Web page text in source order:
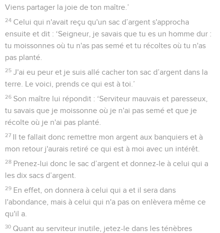
Viens partager la joie de ton maître.’
24 Celui qui n'avait reçu qu'un sac d’argent s'approcha
ensuite et dit : ‘Seigneur, je savais que tu es un homme dur :
tu moissonnes où tu n'as pas semé et tu récoltes où tu n'as
pas planté.
25 J'ai eu peur et je suis allé cacher ton sac d’argent dans la
terre. Le voici, prends ce qui est à toi.’
26 Son maître lui répondit : ‘Serviteur mauvais et paresseux,
tu savais que je moissonne où je n'ai pas semé et que je
récolte où je n'ai pas planté.
27 Il te fallait donc remettre mon argent aux banquiers et à
mon retour j'aurais retiré ce qui est à moi avec un intérêt.
28 Prenez-lui donc le sac d’argent et donnez-le à celui qui a
les dix sacs d’argent.
29 En effet, on donnera à celui qui a et il sera dans
l'abondance, mais à celui qui n'a pas on enlèvera même ce
qu'il a.
30 Quant au serviteur inutile, jetez-le dans les ténèbres